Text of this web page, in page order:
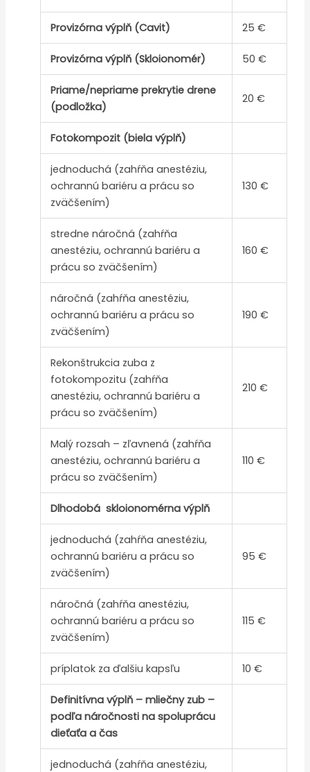
Provizórna výplň (Cavit) 25 €
Provizórna výplň (Skloionomér) 50 €
Priame/nepriame prekrytie drene
(podložka)
20 €
Fotokompozit (biela výplň)
jednoduchá (zahŕňa anestéziu,
ochrannú bariéru a prácu so
zväčšením)
130 €
stredne náročná (zahŕňa
anestéziu, ochrannú bariéru a
prácu so zväčšením)
160 €
náročná (zahŕňa anestéziu,
ochrannú bariéru a prácu so
zväčšením)
190 €
Rekonštrukcia zuba z
fotokompozitu (zahŕňa
anestéziu, ochrannú bariéru a
prácu so zväčšením)
210 €
Malý rozsah – zľavnená (zahŕňa
anestéziu, ochrannú bariéru a
prácu so zväčšením)
110 €
Dlhodobá skloionomérna výplň
jednoduchá (zahŕňa anestéziu,
ochrannú bariéru a prácu so
zväčšením)
95 €
náročná (zahŕňa anestéziu,
ochrannú bariéru a prácu so
zväčšením)
115 €
príplatok za ďalšiu kapsľu 10 €
Definitívna výplň – mliečny zub –
podľa náročnosti na spoluprácu
dieťaťa a čas
jednoduchá (zahŕňa anestéziu,